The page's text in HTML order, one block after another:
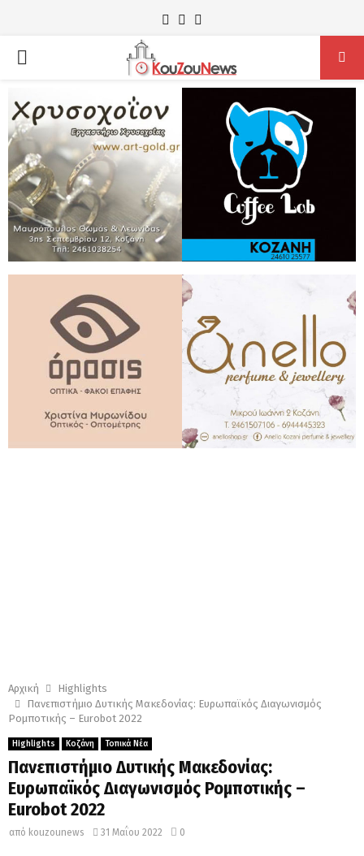
Facebook
Instagram
PRIMARY
MENU
Αρχική
Highlights
Πανεπιστήμιο Δυτικής Μακεδονίας: Ευρωπαϊκός Διαγωνισμός
Ρομποτικής – Eurobot 2022
Highlights Κοζάνη Τοπικά Νέα
Πανεπιστήμιο Δυτικής Μακεδονίας:
Ευρωπαϊκός Διαγωνισμός Ρομποτικής –
Eurobot 2022
από kouzounews 31 Μαΐου 2022 0